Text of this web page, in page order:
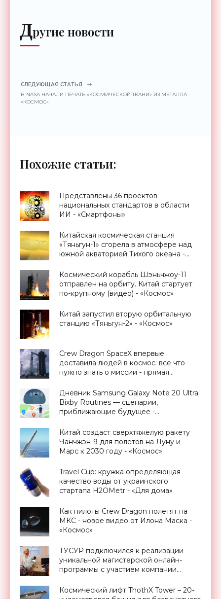
Другие новости
СЛЕДУЮЩАЯ СТАТЬЯ
В NASA НАЧАЛИ ПЕЧАТЬ «КОСМИЧЕСКОЙ ТКАНИ» ИЗ МЕТАЛЛА -
«КОСМОС»
Похожие статьи:
Представлены 36 проектов
национальных стандартов в области
ИИ - «Смартфоны»
Китайская космическая станция
«Тяньгун-1» сгорела в атмосфере над
южной акваторией Тихого океана -
Космический корабль Шэньчжоу-11
отправлен на орбиту. Китай стартует
по-крупному (видео) - «Космос»
Китай запустил вторую орбитальную
станцию «Тяньгун-2» - «Космос»
Crew Dragon SpaceX впервые
доставила людей в космос: все что
нужно знать о миссии - прямая
Дневник Samsung Galaxy Note 20 Ultra:
Bixby Routines — сценарии,
приближающие будущее -
Китай создаст сверхтяжелую ракету
Чанчжэн-9 для полетов на Луну и
Марс к 2030 году - «Космос»
Travel Cup: кружка определяющая
качество воды от украинского
стартапа H2OMetr - «Для дома»
Как пилоты Crew Dragon полетят на
МКС - новое видео от Илона Маска -
«Космос»
ТУСУР подключился к реализации
уникальной магистерской онлайн-
программы с участием компании
Космический лифт ThothX Tower – 20-